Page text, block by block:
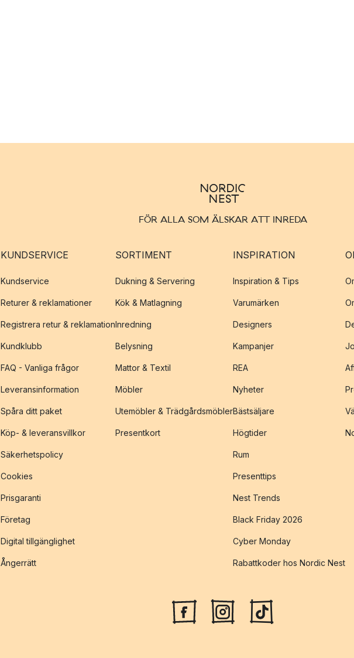
FÖR ALLA SOM ÄLSKAR ATT INREDA
KUNDSERVICE
Kundservice
Returer & reklamationer
Registrera retur & reklamation
Kundklubb
FAQ - Vanliga frågor
Leveransinformation
Spåra ditt paket
Köp- & leveransvillkor
Säkerhetspolicy
Cookies
Prisgaranti
Företag
Digital tillgänglighet
Ångerrätt
SORTIMENT
Dukning & Servering
Kök & Matlagning
Inredning
Belysning
Mattor & Textil
Möbler
Utemöbler & Trädgårdsmöbler
Presentkort
INSPIRATION
Inspiration & Tips
Varumärken
Designers
Kampanjer
REA
Nyheter
Bästsäljare
Högtider
Rum
Presenttips
Nest Trends
Black Friday 2026
Cyber Monday
Rabattkoder hos Nordic Nest